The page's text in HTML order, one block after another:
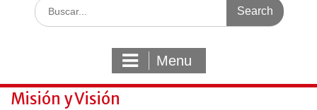
Search
for:
Menu
Misión y Visión